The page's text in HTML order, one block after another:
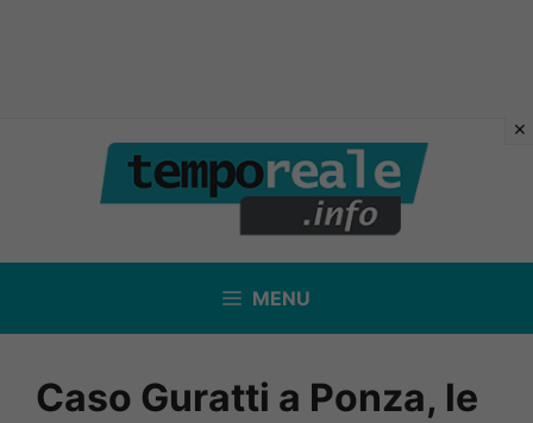
contenuto
MENU
Caso Guratti a Ponza, le